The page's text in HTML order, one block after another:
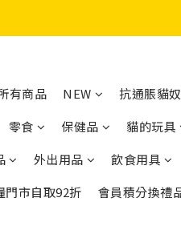
有商品 NEW 抗通脹貓
零食 保健品 貓的玩具
外出用品 飲食用具
門市自取92折
會員積分換禮